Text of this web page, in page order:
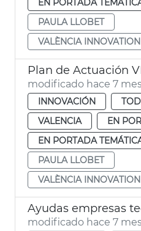
PAULA LLOBET
VALÈNCIA
Plan de Actuación
modificado hace 7
INNOVACIÓN
VALENCIA
EN
EN PORTADA
PAULA LLOBET
VALÈNCIA
modificado hace 7